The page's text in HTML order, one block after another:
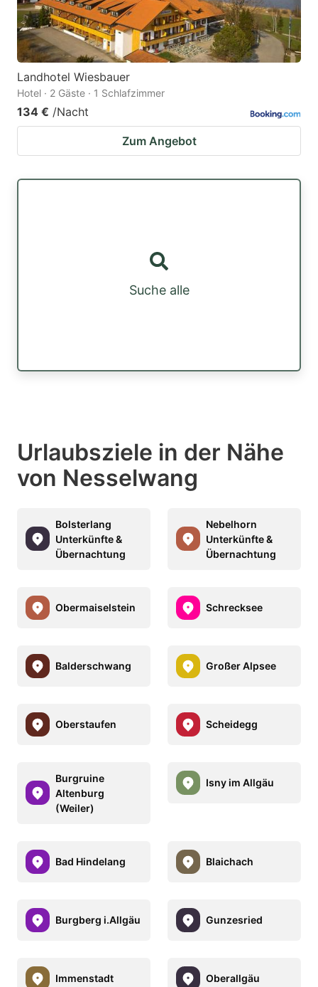
Landhotel Wiesbauer
Hotel · 2 Gäste · 1 Schlafzimmer
134 € /Nacht
Zum Angebot
Suche alle
Urlaubsziele in der Nähe
von Nesselwang
Bolsterlang
Unterkünfte &
Übernachtung
Nebelhorn
Unterkünfte &
Übernachtung
Obermaiselstein Schrecksee
Balderschwang Großer Alpsee
Oberstaufen Scheidegg
Burgruine
Altenburg
(Weiler)
Isny im Allgäu
Bad Hindelang Blaichach
Burgberg i.Allgäu Gunzesried
Immenstadt Oberallgäu